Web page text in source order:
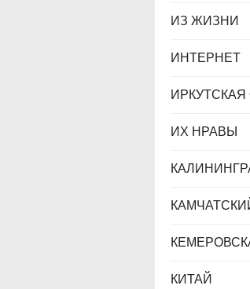
ИЗ ЖИЗНИ
ИНТЕРНЕТ
ИХ НРАВЫ
КИТАЙ